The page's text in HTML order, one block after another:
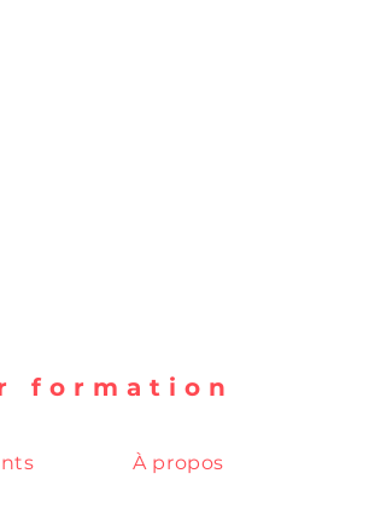
formation
À propos